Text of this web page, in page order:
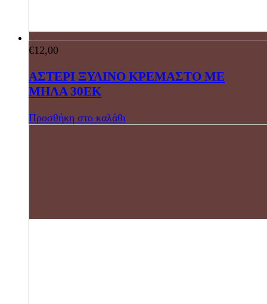
€12,00
ΑΣΤΕΡΙ ΞΥΛΙΝΟ ΚΡΕΜΑΣΤΟ ΜΕ
ΜΗΛΑ 30ΕΚ
Προσθήκη στο καλάθι